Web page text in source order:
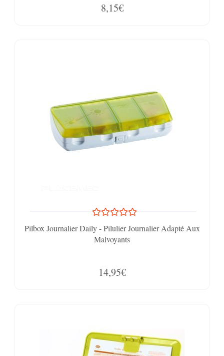
8,15€
Pilbox Journalier Daily - Pilulier Journalier Adapté Aux
Malvoyants
14,95€